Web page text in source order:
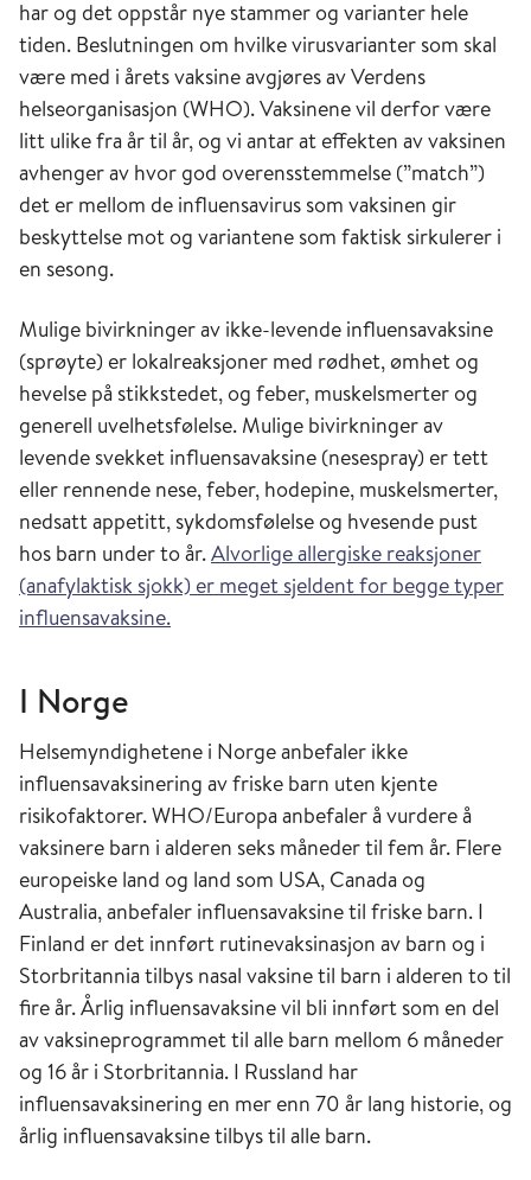
har og det oppstår nye stammer og varianter hele
tiden. Beslutningen om hvilke virusvarianter som skal
være med i årets vaksine avgjøres av Verdens
helseorganisasjon (WHO). Vaksinene vil derfor være
litt ulike fra år til år, og vi antar at effekten av vaksinen
avhenger av hvor god overensstemmelse (”match”)
det er mellom de influensavirus som vaksinen gir
beskyttelse mot og variantene som faktisk sirkulerer i
en sesong.
Mulige bivirkninger av ikke-levende influensavaksine
(sprøyte) er lokalreaksjoner med rødhet, ømhet og
hevelse på stikkstedet, og feber, muskelsmerter og
generell uvelhetsfølelse. Mulige bivirkninger av
levende svekket influensavaksine (nesespray) er tett
eller rennende nese, feber, hodepine, muskelsmerter,
nedsatt appetitt, sykdomsfølelse og hvesende pust
hos barn under to år.Alvorlige allergiske reaksjoner
(anafylaktisk sjokk) er meget sjeldent for begge typer
influensavaksine.
I Norge
Helsemyndighetene i Norge anbefaler ikke
influensavaksinering av friske barn uten kjente
risikofaktorer. WHO/Europa anbefaler å vurdere å
vaksinere barn i alderen seks måneder til fem år. Flere
europeiske land og land som USA, Canada og
Australia, anbefaler influensavaksine til friske barn. I
Finland er det innført rutinevaksinasjon av barn og i
Storbritannia tilbys nasal vaksine til barn i alderen to til
fire år. Årlig influensavaksine vil bli innført som en del
av vaksineprogrammet til alle barn mellom 6 måneder
og 16 år i Storbritannia. I Russland har
influensavaksinering en mer enn 70 år lang historie, og
årlig influensavaksine tilbys til alle barn.